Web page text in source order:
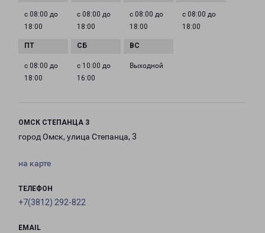
с 08:00 до
18:00
с 08:00 до
18:00
с 08:00 до
18:00
с 08:00 до
18:00
с 08:00 до
18:00
с 10:00 до
16:00
Выходной
ОМСК СТЕПАНЦА 3
город Омск, улица Степанца, 3
на карте
ТЕЛЕФОН
+7(3812) 292-822
EMAIL